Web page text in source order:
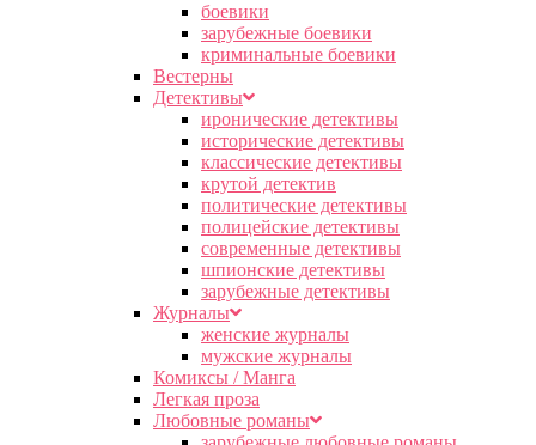
боевики
зарубежные боевики
криминальные боевики
Вестерны
Детективы
иронические детективы
исторические детективы
классические детективы
крутой детектив
политические детективы
полицейские детективы
современные детективы
шпионские детективы
зарубежные детективы
Журналы
женские журналы
мужские журналы
Комиксы / Манга
Легкая проза
Любовные романы